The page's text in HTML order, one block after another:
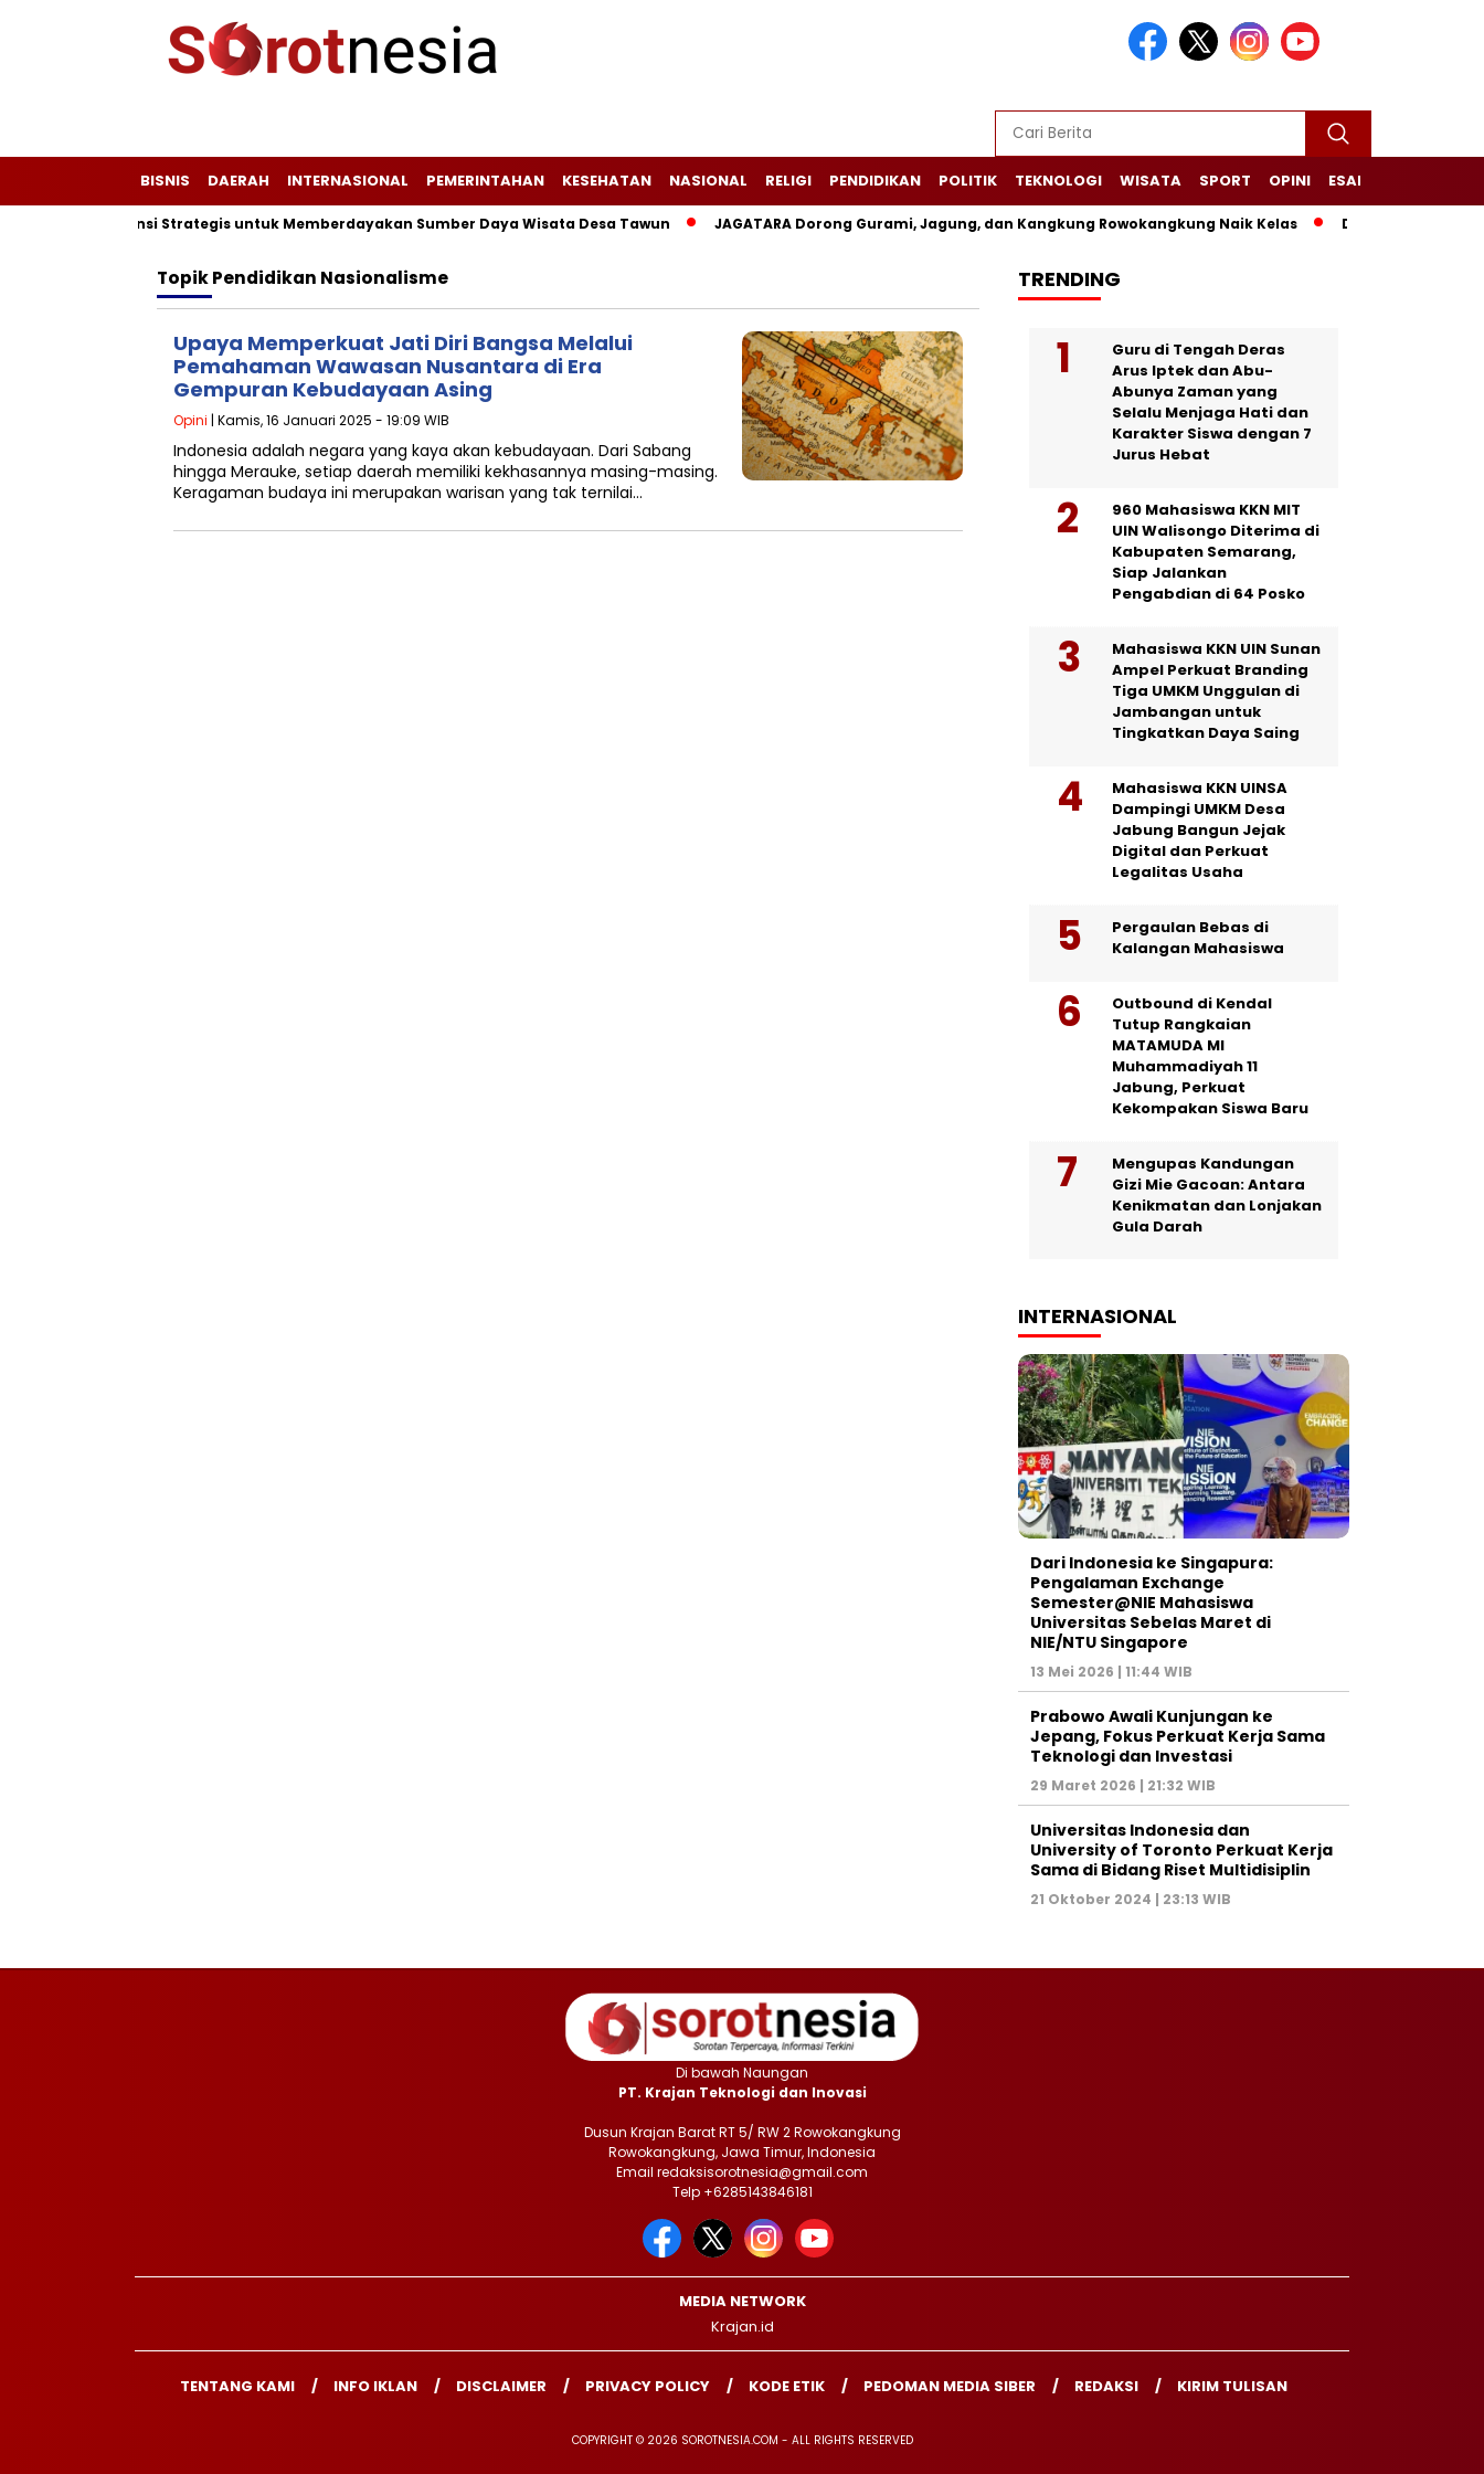
BISNIS DAERAH INTERNASIONAL PEMERINTAHAN KESEHATAN NASIONAL RELIGI PENDIDIKAN POLITIK TEKNOLOGI WISATA SPORT OPINI ESAI
Peta Potensi Strategis untuk Memberdayakan Sumber Daya Wisata Desa Tawun JAGATARA Dorong Gurami, Jagung, dan Kangkung Rowokangkung Naik Kelas Dari Limbah Menjadi
TopikPendidikan Nasionalisme
Upaya Memperkuat Jati Diri Bangsa Melalui
Pemahaman Wawasan Nusantara di Era
Gempuran Kebudayaan Asing
Opini | Kamis, 16 Januari 2025 - 19:09 WIB
Indonesia adalah negara yang kaya akan kebudayaan. Dari Sabang
hingga Merauke, setiap daerah memiliki kekhasannya masing-masing.
Keragaman budaya ini merupakan warisan yang tak ternilai…
TRENDING
Guru di Tengah Deras
Arus Iptek dan Abu-
Abunya Zaman yang
Selalu Menjaga Hati dan
Karakter Siswa dengan 7
Jurus Hebat
960 Mahasiswa KKN MIT
UIN Walisongo Diterima di
Kabupaten Semarang,
Siap Jalankan
Pengabdian di 64 Posko
Mahasiswa KKN UIN Sunan
Ampel Perkuat Branding
Tiga UMKM Unggulan di
Jambangan untuk
Tingkatkan Daya Saing
Mahasiswa KKN UINSA
Dampingi UMKM Desa
Jabung Bangun Jejak
Digital dan Perkuat
Legalitas Usaha
Pergaulan Bebas di
Kalangan Mahasiswa
Outbound di Kendal
Tutup Rangkaian
MATAMUDA MI
Muhammadiyah 11
Jabung, Perkuat
Kekompakan Siswa Baru
Mengupas Kandungan
Gizi Mie Gacoan: Antara
Kenikmatan dan Lonjakan
Gula Darah
INTERNASIONAL
Dari Indonesia ke Singapura:
Pengalaman Exchange
Semester@NIE Mahasiswa
Universitas Sebelas Maret di
NIE/NTU Singapore
13 Mei 2026 | 11:44 WIB
Prabowo Awali Kunjungan ke
Jepang, Fokus Perkuat Kerja Sama
Teknologi dan Investasi
29 Maret 2026 | 21:32 WIB
Universitas Indonesia dan
University of Toronto Perkuat Kerja
Sama di Bidang Riset Multidisiplin
21 Oktober 2024 | 23:13 WIB
Di bawah Naungan
PT. Krajan Teknologi dan Inovasi
Dusun Krajan Barat RT 5/ RW 2 Rowokangkung
Rowokangkung, Jawa Timur, Indonesia
Email redaksisorotnesia@gmail.com
Telp +6285143846181
MEDIA NETWORK
Krajan.id
TENTANG KAMI INFO IKLAN DISCLAIMER PRIVACY POLICY KODE ETIK PEDOMAN MEDIA SIBER REDAKSI KIRIM TULISAN
COPYRIGHT © 2026 SOROTNESIA.COM - ALL RIGHTS RESERVED